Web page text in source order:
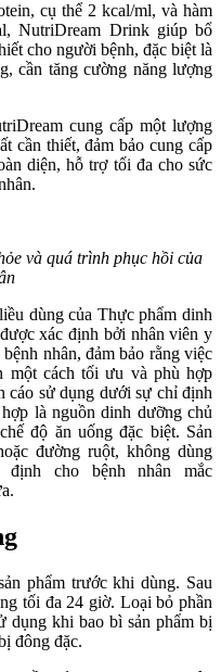
cụ thể 2 kcal/ml, và hàm
NutriDream Drink giúp bổ
cho người bệnh, đặc biệt là
cần tăng cường năng lượng
cung cấp một lượng
cần thiết, đảm bảo cung cấp
diện, hỗ trợ tối đa cho sức
và quá trình phục hồi của
dùng của Thực phẩm dinh
xác định bởi nhân viên y
nhân, đảm bảo rằng việc
một cách tối ưu và phù hợp
cáo sử dụng dưới sự chỉ định
là nguồn dinh dưỡng chủ
độ ăn uống đặc biệt. Sản
đường ruột, không dùng
cho bệnh nhân mắc
phẩm trước khi dùng. Sau
tối đa 24 giờ. Loại bỏ phần
dụng khi bao bì sản phẩm bị
đông đặc.